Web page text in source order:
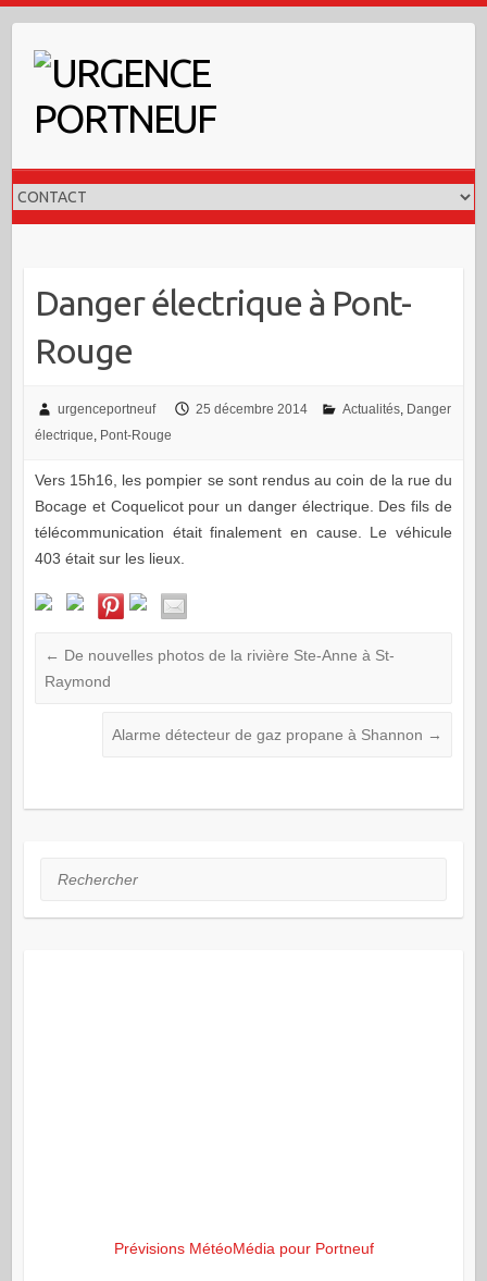
content
Danger électrique à Pont-
Rouge
urgenceportneuf 25 décembre 2014 Actualités, Danger
électrique, Pont-Rouge
Vers 15h16, les pompier se sont rendus au coin de la rue du
Bocage et Coquelicot pour un danger électrique. Des fils de
télécommunication était finalement en cause. Le véhicule
403 était sur les lieux.
← De nouvelles photos de la rivière Ste-Anne à St-
Raymond
Alarme détecteur de gaz propane à Shannon →
Rechercher
Prévisions MétéoMédia pour Portneuf